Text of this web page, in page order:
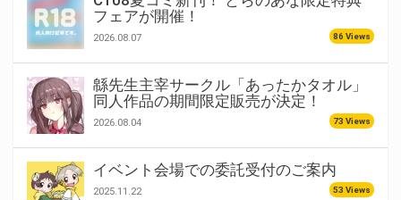
フェアが開催！
2026.08.07 86 Views
緜先生主宰サークル「あったかタオル」
同人作品の期間限定販売が決定！
2026.08.04 73 Views
イベント会場での委託受付のご案内
2025.11.22 53 Views